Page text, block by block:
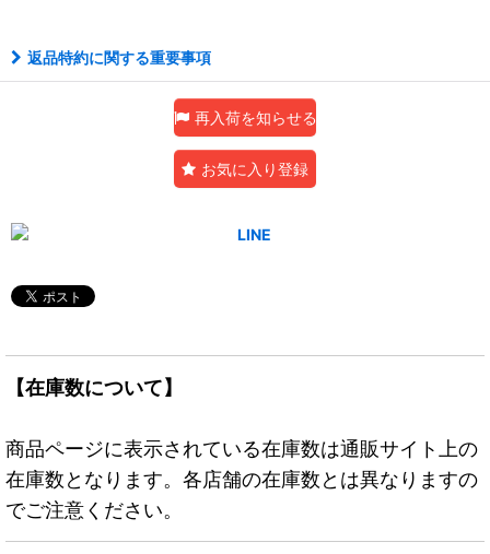
返品特約に関する重要事項
再入荷を知らせる
お気に入り登録
【在庫数について】
商品ページに表示されている在庫数は通販サイト上の
在庫数となります。各店舗の在庫数とは異なりますの
でご注意ください。